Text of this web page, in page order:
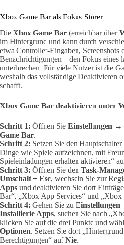
Xbox Game Bar als Fokus-Störer
Die Xbox Game Bar (erreichbar über
im Hintergrund und kann durch
etwa Controller-Eingaben, Screenshots
Benachrichtigungen – den Fokus eines
unterbrechen. Für viele Nutzer ist die
weshalb das vollständige Deaktivieren
schafft.
Xbox Game Bar deaktivieren unter
Schritt 1: Öffnen Sie Einstellungen
Game Bar.
Schritt 2: Setzen Sie den
Dinge wie Spiele aufzeichnen, mit
Spieleinladungen erhalten aktivieren“
Schritt 3: Öffnen Sie den Task-
Umschalt + Esc, wechseln Sie zur
Apps und deaktivieren Sie dort
Bar“, „Xbox App Services“ und „Xbox
Schritt 4: Gehen Sie zu
Installierte Apps, suchen Sie nach
klicken Sie auf die drei Punkte und
Optionen. Setzen Sie dort
Berechtigungen“ aufNie.